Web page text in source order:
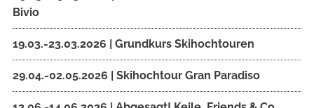
Bivio
19.03.-23.03.2026 | Grundkurs Skihochtouren
29.04.-02.05.2026 | Skihochtour Gran Paradiso